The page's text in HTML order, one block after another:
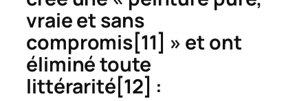
vraie et sans
compromis[11] » et ont
éliminé toute
littérarité[12] :